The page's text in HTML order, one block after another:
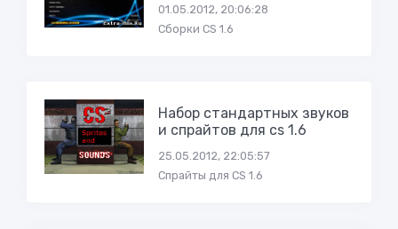
01.05.2012, 20:06:28
Сборки CS 1.6
Набор стандартных звуков
и спрайтов для cs 1.6
25.05.2012, 22:05:57
Спрайты для CS 1.6